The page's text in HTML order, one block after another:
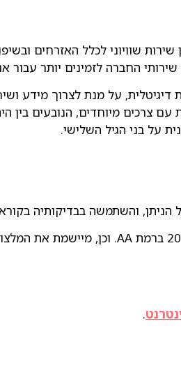
החברה לזמינים יותר עבור
צרכים מיוחדים, הנובעים בין
על בני הגיל השלישי.
.